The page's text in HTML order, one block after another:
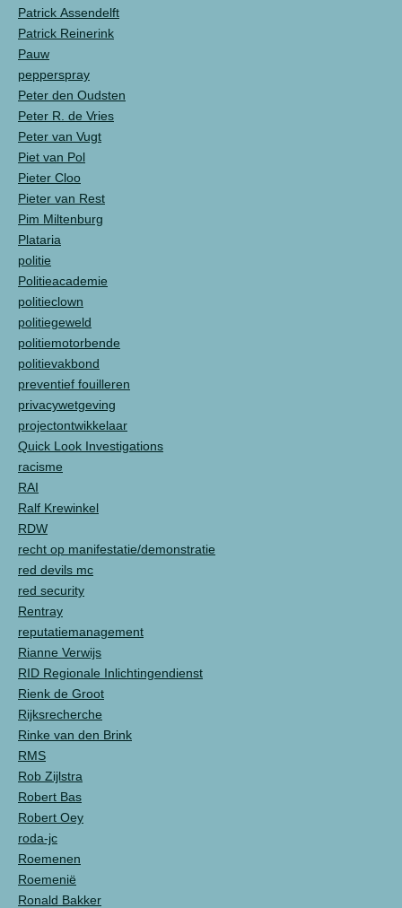
Patrick Assendelft
Patrick Reinerink
Pauw
pepperspray
Peter den Oudsten
Peter R. de Vries
Peter van Vugt
Piet van Pol
Pieter Cloo
Pieter van Rest
Pim Miltenburg
Plataria
politie
Politieacademie
politieclown
politiegeweld
politiemotorbende
politievakbond
preventief fouilleren
privacywetgeving
projectontwikkelaar
Quick Look Investigations
racisme
RAI
Ralf Krewinkel
RDW
recht op manifestatie/demonstratie
red devils mc
red security
Rentray
reputatiemanagement
Rianne Verwijs
RID Regionale Inlichtingendienst
Rienk de Groot
Rijksrecherche
Rinke van den Brink
RMS
Rob Zijlstra
Robert Bas
Robert Oey
roda-jc
Roemenen
Roemenië
Ronald Bakker